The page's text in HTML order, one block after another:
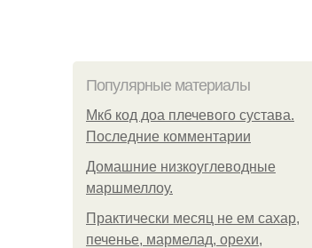
Популярные материалы
Мкб код доа плечевого сустава.
Последние комментарии
Домашние низкоуглеводные
маршмеллоу.
Практически месяц не ем сахар,
печенье, мармелад, орехи,